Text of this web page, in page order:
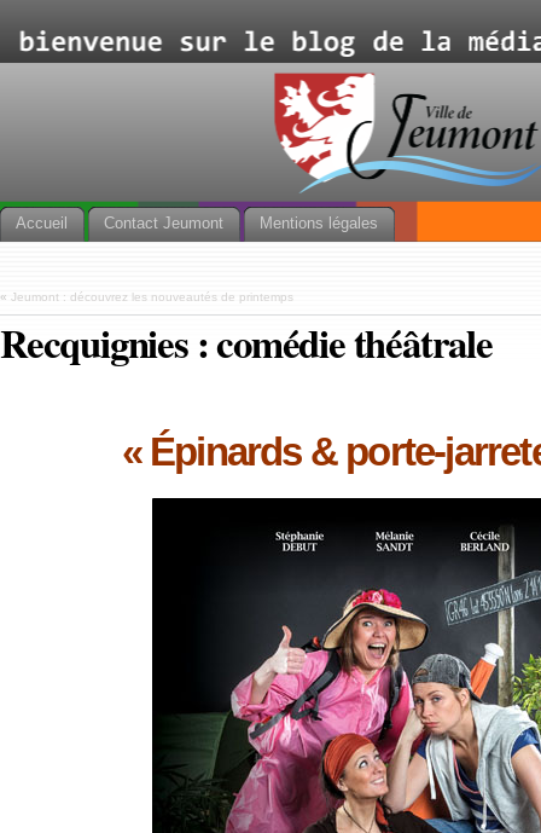
Accueil Contact Jeumont Mentions légales
« Jeumont : découvrez les nouveautés de printemps
Recquignies : comédie théâtrale
« Épinards & porte-